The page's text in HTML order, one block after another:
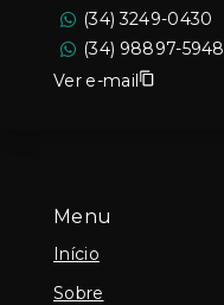
Menu
Início
Sobre
(34) 3249-0430
(34) 98897-5948
Ver e-mail